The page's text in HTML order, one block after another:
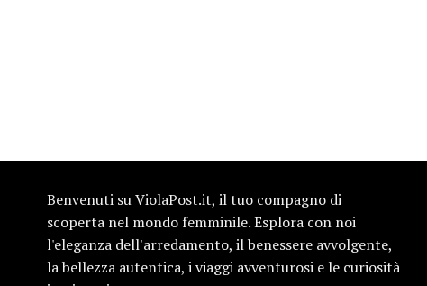
Benvenuti su ViolaPost.it, il tuo compagno di
scoperta nel mondo femminile. Esplora con noi
l'eleganza dell'arredamento, il benessere avvolgente,
la bellezza autentica, i viaggi avventurosi e le curiosità